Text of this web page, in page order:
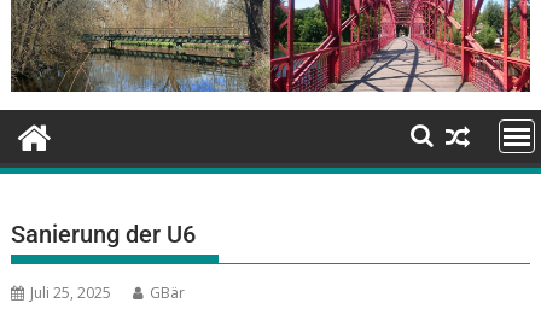
Sanierung der U6
Juli 25, 2025 GBär